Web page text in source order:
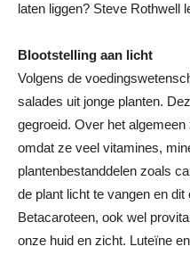
laten liggen? Steve Rothwell
Blootstelling aan licht
Volgens de
salades uit jonge planten.
gegroeid. Over het algemeen
omdat ze veel vitamines,
plantenbestanddelen zoals
de plant licht te vangen en
Betacaroteen, ook wel
onze huid en zicht. Luteïne